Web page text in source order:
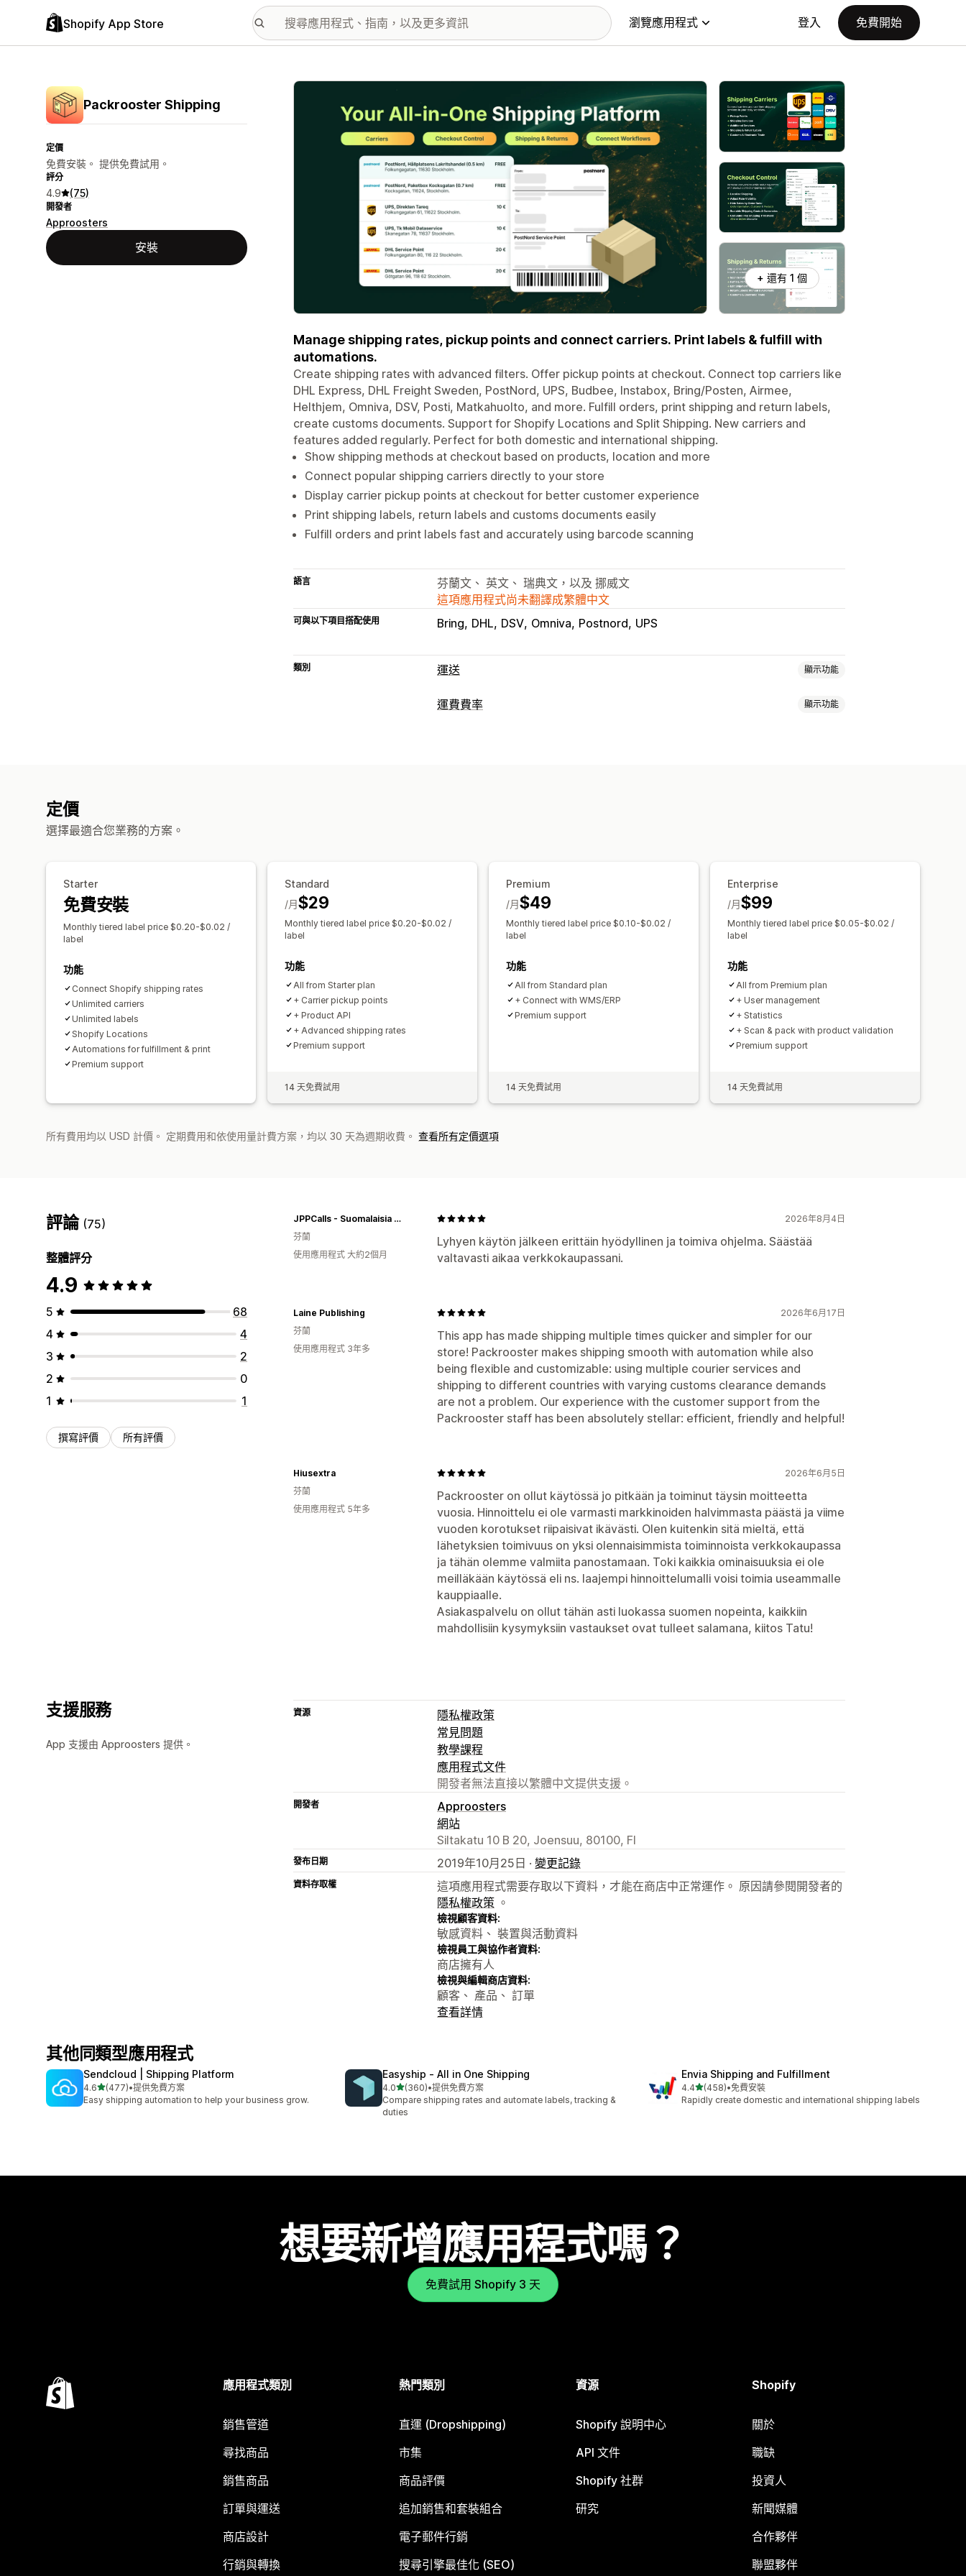
Shopify App Store 瀏覽應用程式 登入 免費開始
Packrooster Shipping
定價
免費安裝。 提供免費試用。
評分
4.9 (75)
開發者
Approosters
安裝
主要圖片圖庫
+ 還有 1 個
Manage shipping rates, pickup points and connect carriers. Print labels & fulfill with
automations.
Create shipping rates with advanced filters. Offer pickup points at checkout. Connect top carriers like
DHL Express, DHL Freight Sweden, PostNord, UPS, Budbee, Instabox, Bring/Posten, Airmee,
Helthjem, Omniva, DSV, Posti, Matkahuolto, and more. Fulfill orders, print shipping and return labels,
create customs documents. Support for Shopify Locations and Split Shipping. New carriers and
features added regularly. Perfect for both domestic and international shipping.
Show shipping methods at checkout based on products, location and more
Connect popular shipping carriers directly to your store
Display carrier pickup points at checkout for better customer experience
Print shipping labels, return labels and customs documents easily
Fulfill orders and print labels fast and accurately using barcode scanning
語言
芬蘭文、 英文、 瑞典文，以及 挪威文
這項應用程式尚未翻譯成繁體中文
可與以下項目搭配使用 Bring DHL DSV Omniva Postnord UPS
類別 運送 顯示功能
標籤和包材
運費費率 顯示功能
定價
選擇最適合您業務的方案。
Starter
免費安裝
Monthly tiered label price $0.20-$0.02 /
label
功能
Connect Shopify shipping rates
Unlimited carriers
Unlimited labels
Shopify Locations
Automations for fulfillment & print
Premium support
Standard
$29
/月
Monthly tiered label price $0.20-$0.02 /
label
功能
All from Starter plan
+ Carrier pickup points
+ Product API
+ Advanced shipping rates
Premium support
14 天免費試用
Premium
$49
/月
Monthly tiered label price $0.10-$0.02 /
label
功能
All from Standard plan
+ Connect with WMS/ERP
Premium support
14 天免費試用
Enterprise
$99
/月
Monthly tiered label price $0.05-$0.02 /
label
功能
All from Premium plan
+ User management
+ Statistics
+ Scan & pack with product validation
Premium support
14 天免費試用
所有費用均以 USD 計價。 定期費用和依使用量計費方案，均以 30 天為週期收費。 查看所有定價選項
評論 (75)
整體評分
4.9
5
68
4
4
3
2
2
0
1
1
撰寫評價 所有評價
2026年8月4日
Lyhyen käytön jälkeen erittäin hyödyllinen ja toimiva ohjelma. Säästää
valtavasti aikaa verkkokaupassani.
JPPCalls - Suomalaisia houkutuspillejä
芬蘭
使用應用程式 大約2個月
2026年6月17日
This app has made shipping multiple times quicker and simpler for our
store! Packrooster makes shipping smooth with automation while also
being flexible and customizable: using multiple courier services and
shipping to different countries with varying customs clearance demands
are not a problem. Our experience with the customer support from the
Packrooster staff has been absolutely stellar: efficient, friendly and helpful!
Laine Publishing
芬蘭
使用應用程式 3年多
2026年6月5日
Packrooster on ollut käytössä jo pitkään ja toiminut täysin moitteetta
vuosia. Hinnoittelu ei ole varmasti markkinoiden halvimmasta päästä ja viime
vuoden korotukset riipaisivat ikävästi. Olen kuitenkin sitä mieltä, että
lähetyksien toimivuus on yksi olennaisimmista toiminnoista verkkokaupassa
ja tähän olemme valmiita panostamaan. Toki kaikkia ominaisuuksia ei ole
meilläkään käytössä eli ns. laajempi hinnoittelumalli voisi toimia useammalle
kauppiaalle.
Asiakaspalvelu on ollut tähän asti luokassa suomen nopeinta, kaikkiin
mahdollisiin kysymyksiin vastaukset ovat tulleet salamana, kiitos Tatu!
Hiusextra
芬蘭
使用應用程式 5年多
支援服務
App 支援由 Approosters 提供。
資源
隱私權政策
常見問題
教學課程
應用程式文件
開發者無法直接以繁體中文提供支援。
開發者
Approosters
網站
Siltakatu 10 B 20, Joensuu, 80100, FI
發布日期 2019年10月25日 · 變更記錄
資料存取權
這項應用程式需要存取以下資料，才能在商店中正常運作。 原因請參閱開發者的
隱私權政策 。
檢視顧客資料:
敏感資料、 裝置與活動資料
檢視員工與協作者資料:
商店擁有人
檢視與編輯商店資料:
顧客、 產品、 訂單
查看詳情
其他同類型應用程式
Sendcloud | Shipping Platform
4.6滿分 5 顆星
(477)
共有 477 則評價
•提供免費方案
Easy shipping automation to help your business grow.
Easyship ‑ All in One Shipping
4.0滿分 5 顆星
(360)
共有 360 則評價
•提供免費方案
Compare shipping rates and automate labels, tracking &
duties
Envia Shipping and Fulfillment
4.4滿分 5 顆星
(458)
共有 458 則評價
•免費安裝
Rapidly create domestic and international shipping labels
想要新增應用程式嗎？
免費試用 Shopify 3 天
應用程式類別
銷售管道
尋找商品
銷售商品
訂單與運送
商店設計
行銷與轉換
熱門類別
直運 (Dropshipping)
市集
商品評價
追加銷售和套裝組合
電子郵件行銷
搜尋引擎最佳化 (SEO)
資源
Shopify 說明中心
API 文件
Shopify 社群
研究
Shopify
關於
職缺
投資人
新聞媒體
合作夥伴
聯盟夥伴